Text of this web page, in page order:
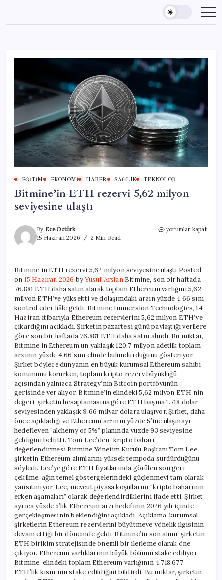
content
EĞITIM EKONOMI HABER SAĞLIK TEKNOLOJI
Bitmine’in ETH rezervi 5,62 milyon
seviyesine ulaştı
By Ece Öztürk
15 Haziran 2026
2 Min Read
Bitmine’in
seviyesine
ulaştı
için
yorumlar kapalı
Bitmine’in ETH rezervi 5,62 milyon seviyesine ulaştı Posted
on 15 Haziran 2026 byYusuf ArslanBitmine, son bir haftada
76.881 ETH daha satın alarak toplam Ethereum varlığını 5,62
milyon ETH’ye yükseltti ve dolaşımdaki arzın yüzde 4,66’sını
kontrol eder hâle geldi. Bitmine Immersion Technologies, 14
Haziran itibarıyla Ethereum rezervlerini 5,62 milyon ETH’ye
çıkardığını açıkladı. Şirketin pazartesi günü paylaştığı verilere
göre son bir haftada 76.881 ETH daha satın alındı. Bu miktar,
Bitmine’in Ethereum’un yaklaşık 120,7 milyon adetlik toplam
arzının yüzde 4,66’sını elinde bulundurduğunu gösteriyor.
Şirket böylece dünyanın en büyük kurumsal Ethereum sahibi
konumunu korurken, toplam kripto rezerv büyüklüğü
açısından yalnızca Strategy’nin Bitcoin portföyünün
gerisinde yer alıyor. Bitmine’in elindeki 5,62 milyon ETH’nin
değeri, şirketin hesaplamasına göre ETH başına 1.718 dolar
seviyesinden yaklaşık 9,66 milyar dolara ulaşıyor. Şirket, daha
önce açıkladığı ve Ethereum arzının yüzde 5’ine ulaşmayı
hedefleyen “alchemy of 5%” planında yüzde 93 seviyesine
geldiğini belirtti. Tom Lee’den “kripto baharı”
değerlendirmesi Bitmine Yönetim Kurulu Başkanı Tom Lee,
şirketin Ethereum alımlarını yüksek tempoda sürdürdüğünü
söyledi. Lee’ye göre ETH fiyatlarında görülen son geri
çekilme, ağın temel göstergelerindeki güçlenmeyi tam olarak
yansıtmıyor. Lee, mevcut piyasa koşullarını “kripto baharının
erken aşamaları” olarak değerlendirdiklerini ifade etti. Şirket
ayrıca yüzde 5’lik Ethereum arzı hedefinin 2026 yılı içinde
gerçekleşmesinin beklendiğini açıkladı. Açıklama, kurumsal
şirketlerin Ethereum rezervlerini büyütmeye yönelik ilgisinin
devam ettiği bir dönemde geldi. Bitmine’in son alımı, şirketin
ETH birikim stratejisinde önemli bir ilerleme olarak öne
çıkıyor. Ethereum varlıklarının büyük bölümü stake ediliyor
Bitmine, elindeki toplam Ethereum varlığının 4.718.677
ETH’lik kısmının stake edildiğini bildirdi. Bu miktar, şirketin